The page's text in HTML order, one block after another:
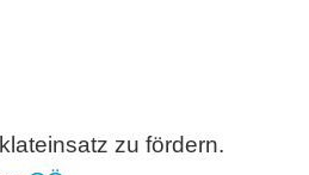
zu fördern.